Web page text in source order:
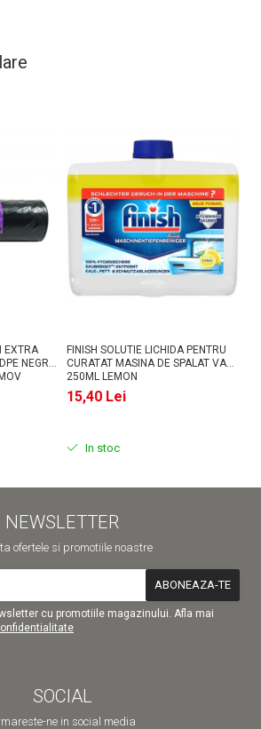
EXTRA
NEGRI
FINISH SOLUTIE LICHIDA PENTRU
CURATAT MASINA DE SPALAT VASE
250ML LEMON
15,40 Lei
In stoc
NEWSLETTER
ofertele si promotiile noastre
cu promotiile magazinului. Afla mai
SOCIAL
ne in social media